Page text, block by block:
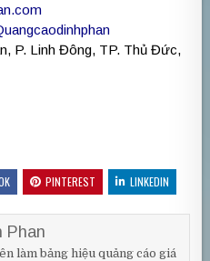
P. Linh Đông, TP. Thủ Đức,
PINTEREST LINKEDIN
Phan
làm bảng hiệu quảng cáo giá